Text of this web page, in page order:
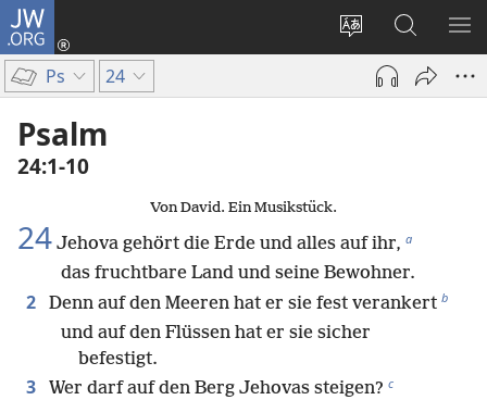
JW.ORG
Websitesprache
ändern
Anmelden
(öffnet
Fenster)
Suche
Ps 24
Psalm
24:1-10
Von David. Ein Musikstück.
24 Jehova gehört die Erde und alles auf ihr, a
das fruchtbare Land und seine Bewohner.
2 Denn auf den Meeren hat er sie fest verankert b
und auf den Flüssen hat er sie sicher
befestigt.
3 Wer darf auf den Berg Jehovas steigen? c